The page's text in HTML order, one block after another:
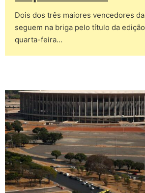
Dois dos três maiores vencedores
seguem na briga pelo título da
quarta-feira…